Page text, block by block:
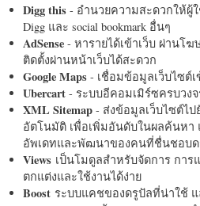
Digg this - อำนวยความสะดวกให้ผู้
Digg และ social bookmark อื่นๆ
AdSense - หารายได้เข้าเว็บ ผ่านโฆ
ติดตั้งผ่านหน้าเว็บได้สะดวก
Google Maps - เชื่อมข้อมูลเว็บไซต์เ
Ubercart - ระบบอีคอมเมิร์ซครบวง
XML Sitemap - ส่งข้อมูลเว็บไซต์ไปยั
อัตโนมัติ เพื่อเพิ่มอันดับในผลค้นหา
อัพเดทและพัฒนาของคนที่ชื่นชอบด
Views เป็นโมดูลสำหรับจัดการ การ
ตกแต่งและใช้งานได้ง่าย
Boost ระบบแคชของดรูปัลที่น่าใช้